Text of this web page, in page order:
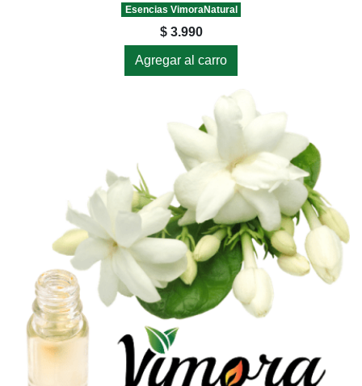
Esencias VimoraNatural
$ 3.990
Agregar al carro